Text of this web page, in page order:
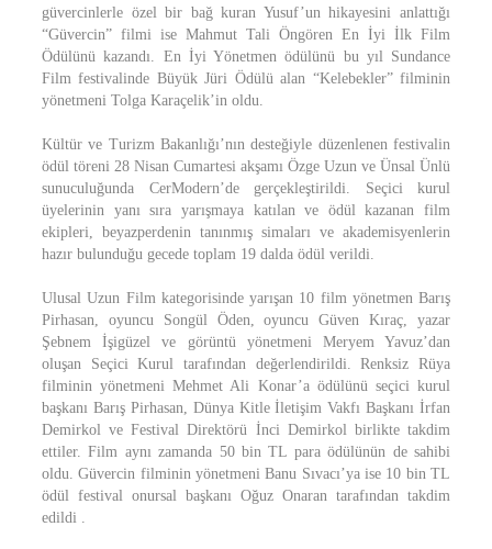
güvercinlerle özel bir bağ kuran Yusuf’un hikayesini anlattığı
“Güvercin” filmi ise Mahmut Tali Öngören En İyi İlk Film
Ödülünü kazandı. En İyi Yönetmen ödülünü bu yıl Sundance
Film festivalinde Büyük Jüri Ödülü alan “Kelebekler” filminin
yönetmeni Tolga Karaçelik’in oldu.
Kültür ve Turizm Bakanlığı’nın desteğiyle düzenlenen festivalin
ödül töreni 28 Nisan Cumartesi akşamı Özge Uzun ve Ünsal Ünlü
sunuculuğunda CerModern’de gerçekleştirildi. Seçici kurul
üyelerinin yanı sıra yarışmaya katılan ve ödül kazanan film
ekipleri, beyazperdenin tanınmış simaları ve akademisyenlerin
hazır bulunduğu gecede toplam 19 dalda ödül verildi.
Ulusal Uzun Film kategorisinde yarışan 10 film yönetmen Barış
Pirhasan, oyuncu Songül Öden, oyuncu Güven Kıraç, yazar
Şebnem İşigüzel ve görüntü yönetmeni Meryem Yavuz’dan
oluşan Seçici Kurul tarafından değerlendirildi. Renksiz Rüya
filminin yönetmeni Mehmet Ali Konar’a ödülünü seçici kurul
başkanı Barış Pirhasan, Dünya Kitle İletişim Vakfı Başkanı İrfan
Demirkol ve Festival Direktörü İnci Demirkol birlikte takdim
ettiler. Film aynı zamanda 50 bin TL para ödülünün de sahibi
oldu. Güvercin filminin yönetmeni Banu Sıvacı’ya ise 10 bin TL
ödül festival onursal başkanı Oğuz Onaran tarafından takdim
edildi .